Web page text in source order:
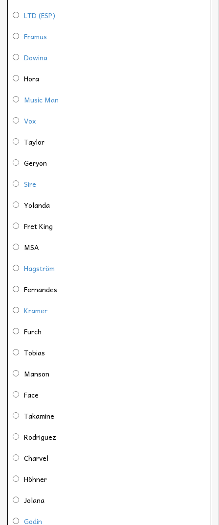
LTD (ESP)
Framus
Dowina
Hora
Music Man
Vox
Taylor
Geryon
Sire
Yolanda
Fret King
MSA
Hagström
Fernandes
Kramer
Furch
Tobias
Manson
Face
Takamine
Rodriguez
Charvel
Höhner
Jolana
Godin